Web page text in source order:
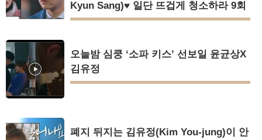
Kyun Sang)♥ 일단 뜨겁게 청소하라 9회
오늘밤 심쿵 ‘소파 키스’ 선보일 윤균상X
김유정
폐지 뒤지는 김유정(Kim You-jung)이 안